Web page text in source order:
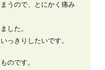
うので、とにかく痛み
した。
っきりしたいです。
のです。